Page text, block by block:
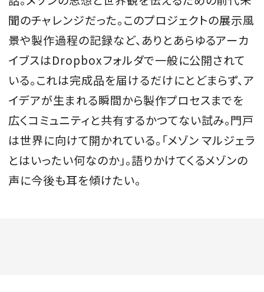
聞のチャレンジだった。このプロジェクトの展示風
景や製作過程の記録など、ありとあらゆるアーカ
イブスはDropboxフォルダで一般に公開されて
いる。これは完成品を届けるだけにとどまらず、ア
イデアが生まれる瞬間から製作プロセスまでを
広くコミュニティと共有するかつてない試み。門戸
は世界に向けて開かれている。「メゾン マルジェラ
とはいったい何なのか」。語りかけてくるメゾンの
声に今後も耳を傾けたい。